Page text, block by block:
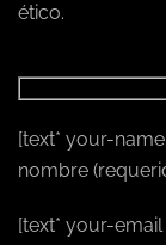
ético.
[text* your-
nombre
[text* your-